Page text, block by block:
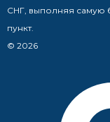
СНГ, выполняя самую
пункт.
© 2026